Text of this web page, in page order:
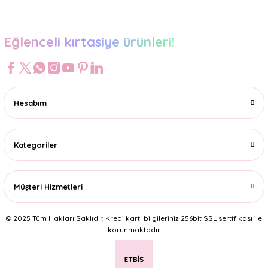
Eğlenceli kırtasiye ürünleri!
Hesabım
Kategoriler
Müşteri Hizmetleri
© 2025 Tüm Hakları Saklıdır. Kredi kartı bilgileriniz 256bit SSL sertifikası ile
korunmaktadır.